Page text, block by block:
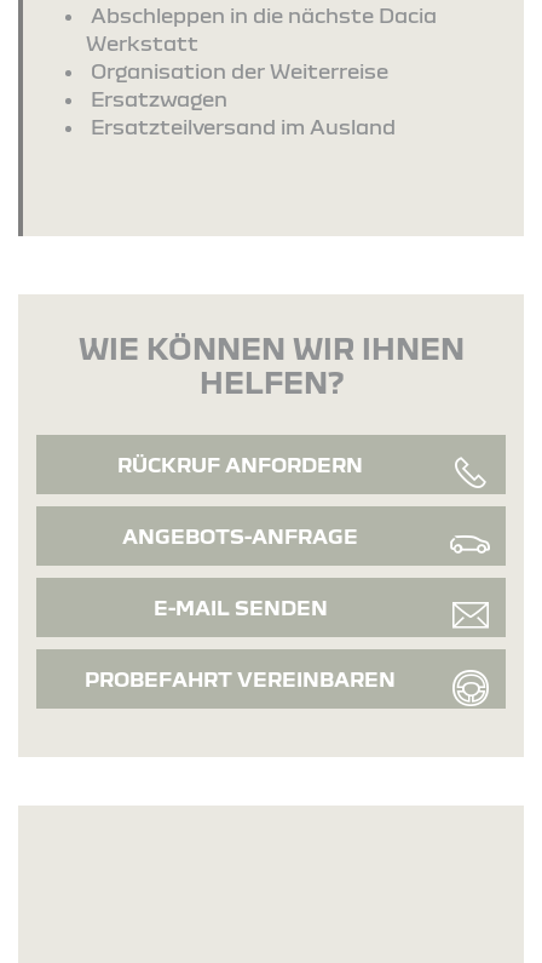
Abschleppen in die nächste Dacia
Werkstatt
Organisation der Weiterreise
Ersatzwagen
Ersatzteilversand im Ausland
WIE KÖNNEN WIR IHNEN
HELFEN?
RÜCKRUF ANFORDERN
ANGEBOTS-ANFRAGE
E-MAIL SENDEN
PROBEFAHRT VEREINBAREN